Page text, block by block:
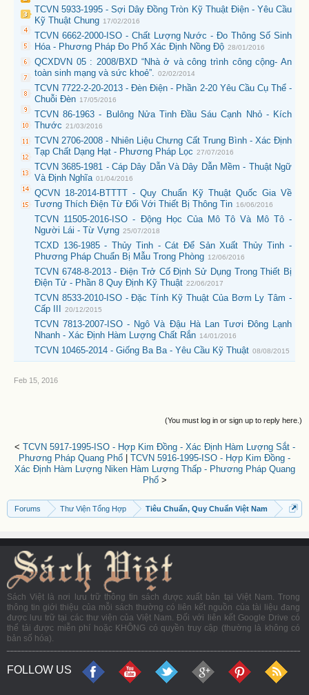
TCVN 5933-1995 - Sợi Dây Đồng Tròn Kỹ Thuật Điện - Yêu Cầu
Kỹ Thuật Chung 17/02/2016
TCVN 6662-2000-ISO - Chất Lượng Nước - Đo Thông Số Sinh
Hóa - Phương Pháp Đo Phổ Xác Định Nồng Độ 28/01/2016
QCXDVN 05 : 2008/BXD “Nhà ở và công trình công cộng- An
toàn sinh mạng và sức khoẻ”.
02/02/2014
TCVN 7722-2-20-2013 - Đèn Điện - Phần 2-20 Yêu Cầu Cụ Thể -
Chuỗi Đèn 17/05/2016
TCVN 86-1963 - Bulông Nửa Tinh Đầu Sáu Cạnh Nhỏ - Kích
Thước 21/03/2016
TCVN 2706-2008 - Nhiên Liệu Chưng Cất Trung Bình - Xác Định
Tạp Chất Dạng Hạt - Phương Pháp Lọc 27/07/2016
TCVN 3685-1981 - Cáp Dây Dẫn Và Dây Dẫn Mềm - Thuật Ngữ
Và Định Nghĩa 01/04/2016
QCVN 18-2014-BTTTT - Quy Chuẩn Kỹ Thuật Quốc Gia Về
Tương Thích Điện Từ Đối Với Thiết Bị Thông Tin 16/06/2016
TCVN 11505-2016-ISO - Động Học Của Mô Tô Và Mô Tô -
Người Lái - Từ Vựng 25/07/2018
TCXD 136-1985 - Thủy Tinh - Cát Để Sản Xuất Thủy Tinh -
Phương Pháp Chuẩn Bị Mẫu Trong Phòng 12/06/2016
TCVN 6748-8-2013 - Điện Trở Cố Định Sử Dụng Trong Thiết Bị
Điện Tử - Phần 8 Quy Định Kỹ Thuật 22/06/2017
TCVN 8533-2010-ISO - Đặc Tính Kỹ Thuật Của Bơm Ly Tâm -
Cấp III 20/12/2015
TCVN 7813-2007-ISO - Ngô Và Đậu Hà Lan Tươi Đông Lạnh
Nhanh - Xác Định Hàm Lượng Chất Rắn 14/01/2016
TCVN 10465-2014 - Giống Ba Ba - Yêu Cầu Kỹ Thuật 08/08/2015
Feb 15, 2016
(You must log in or sign up to reply here.)
< TCVN 5917-1995-ISO - Hợp Kim Đồng - Xác Định Hàm Lượng Sắt -
Phương Pháp Quang Phổ | TCVN 5916-1995-ISO - Hợp Kim Đồng -
Xác Định Hàm Lượng Niken Hàm Lượng Thấp - Phương Pháp Quang
Phổ>
Forums Thư Viện Tổng Hợp Tiêu Chuẩn, Quy Chuẩn Việt Nam
Sách Việt là nơi lưu trữ thông tin sách được xuất bản tại Việt Nam. Trong
thông tin giới thiệu của mỗi sách thường có liên kết nguồn của tài liệu đang
được lưu trữ tại các thư viện của Việt Nam. Đối với liên kết Google Drive có
thể tải được miễn phí hoặc KHÔNG có quyền truy cập (thường là không có
bản số hóa).
FOLLOW US